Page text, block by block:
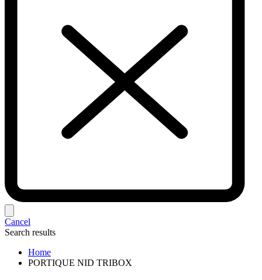
Cancel
Search results
Home
PORTIQUE NID TRIBOX